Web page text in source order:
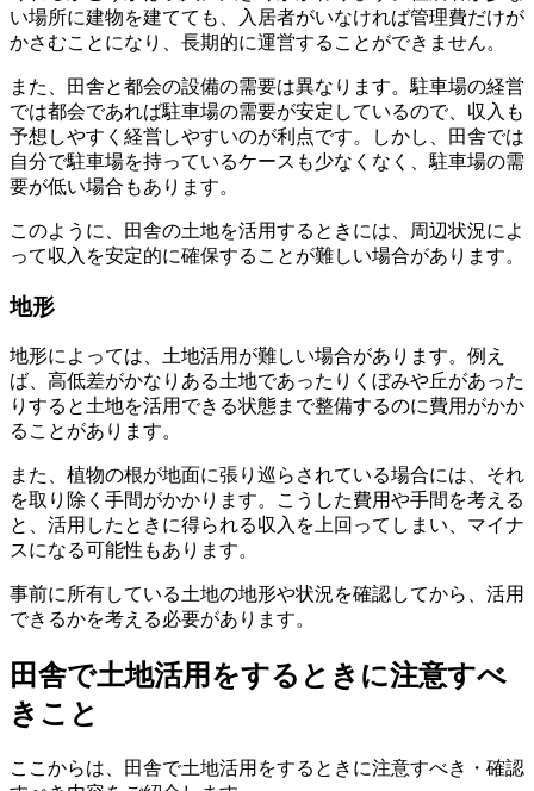
い場所に建物を建てても、入居者がいなければ管理費だけが
かさむことになり、長期的に運営することができません。
また、田舎と都会の設備の需要は異なります。駐車場の経営
では都会であれば駐車場の需要が安定しているので、収入も
予想しやすく経営しやすいのが利点です。しかし、田舎では
自分で駐車場を持っているケースも少なくなく、駐車場の需
要が低い場合もあります。
このように、田舎の土地を活用するときには、周辺状況によ
って収入を安定的に確保することが難しい場合があります。
地形
地形によっては、土地活用が難しい場合があります。例え
ば、高低差がかなりある土地であったりくぼみや丘があった
りすると土地を活用できる状態まで整備するのに費用がかか
ることがあります。
また、植物の根が地面に張り巡らされている場合には、それ
を取り除く手間がかかります。こうした費用や手間を考える
と、活用したときに得られる収入を上回ってしまい、マイナ
スになる可能性もあります。
事前に所有している土地の地形や状況を確認してから、活用
できるかを考える必要があります。
田舎で土地活用をするときに注意すべ
きこと
ここからは、田舎で土地活用をするときに注意すべき・確認